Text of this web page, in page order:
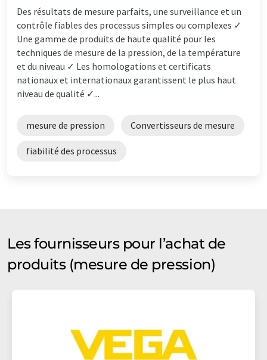
Des résultats de mesure parfaits, une surveillance et un
contrôle fiables des processus simples ou complexes ✓
Une gamme de produits de haute qualité pour les
techniques de mesure de la pression, de la température
et du niveau ✓ Les homologations et certificats
nationaux et internationaux garantissent le plus haut
niveau de qualité ✓...
mesure de pression Convertisseurs de mesure
fiabilité des processus
Les fournisseurs pour l’achat de
produits (mesure de pression)